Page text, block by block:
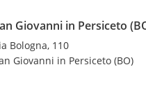
Giovanni in Persiceto
Bologna, 110
Giovanni in Persiceto (BO)